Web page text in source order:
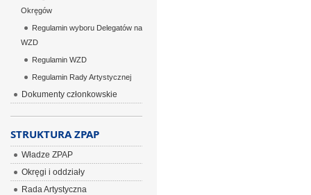
Okręgów
Regulamin wyboru Delegatów na
WZD
Regulamin WZD
Regulamin Rady Artystycznej
Dokumenty członkowskie
STRUKTURA ZPAP
Władze ZPAP
Okręgi i oddziały
Rada Artystyczna